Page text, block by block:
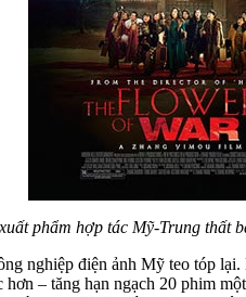
phẩm hợp tác Mỹ-Trung thất
nghiệp điện ảnh Mỹ teo tóp
– tăng hạn ngạch 20 phim